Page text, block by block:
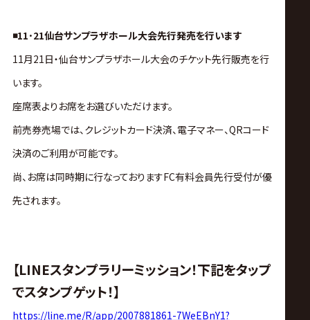
ア
公
式
サ
イ
◾️11･21仙台サンプラザホール大会先行発売を行います
11月21日・仙台サンプラザホール大会のチケット先行販売を行
います。
座席表よりお席をお選びいただけます。
前売券売場では、クレジットカード決済、電子マネー、QRコード
決済のご利用が可能です。
尚、お席は同時期に行なっておりますFC有料会員先行受付が優
先されます。
【LINEスタンプラリーミッション！下記をタップ
でスタンプゲット！】
https://line.me/R/app/2007881861-7WeEBnY1?